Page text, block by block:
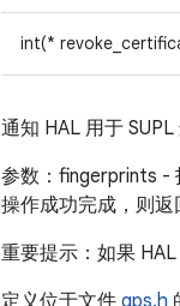
int(*
通知 HAL 用于
参数：fingerprints -
操作成功完成，则返
重要提示：如果
定义位于文件 gps.h